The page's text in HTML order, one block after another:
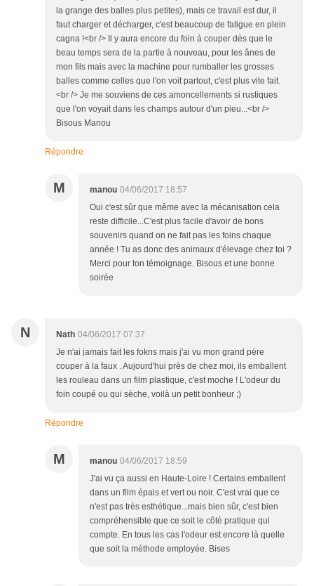
la grange des balles plus petites), mais ce travail est dur, il
faut charger et décharger, c'est beaucoup de fatigue en plein
cagna !<br /> Il y aura encore du foin à couper dès que le
beau temps sera de la partie à nouveau, pour les ânes de
mon fils mais avec la machine pour rumballer les grosses
balles comme celles que l'on voit partout, c'est plus vite fait.
<br /> Je me souviens de ces amoncellements si rustiques
que l'on voyait dans les champs autour d'un pieu...<br />
Bisous Manou
Répondre
M manou 04/06/2017 18:57
Oui c'est sûr que même avec la mécanisation cela
reste difficile...C'est plus facile d'avoir de bons
souvenirs quand on ne fait pas les foins chaque
année ! Tu as donc des animaux d'élevage chez toi ?
Merci pour ton témoignage. Bisous et une bonne
soirée
N Nath 04/06/2017 07:37
Je n'ai jamais fait les fokns mais j'ai vu mon grand père
couper à la faux . Aujourd'hui près de chez moi, ils emballent
les rouleau dans un film plastique, c'est moche ! L'odeur du
foin coupé ou qui sèche, voilà un petit bonheur ;)
Répondre
M manou 04/06/2017 18:59
J'ai vu ça aussi en Haute-Loire ! Certains emballent
dans un film épais et vert ou noir. C'est vrai que ce
n'est pas très esthétique...mais bien sûr, c'est bien
compréhensible que ce soit le côté pratique qui
compte. En tous les cas l'odeur est encore là quelle
que soit la méthode employée. Bises